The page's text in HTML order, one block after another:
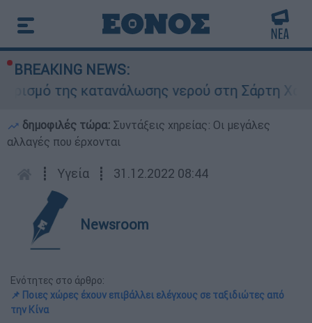
BREAKING NEWS:
της κατανάλωσης νερού στη Σάρτη
δημοφιλές τώρα: Συντάξεις χηρείας: Οι μεγάλες
αλλαγές που έρχονται
┋ Υγεία ┋ 31.12.2022 08:44
Newsroom
Ενότητες στο άρθρο:
📌 Ποιες χώρες έχουν επιβάλλει ελέγχους σε ταξιδιώτες από
την Κίνα